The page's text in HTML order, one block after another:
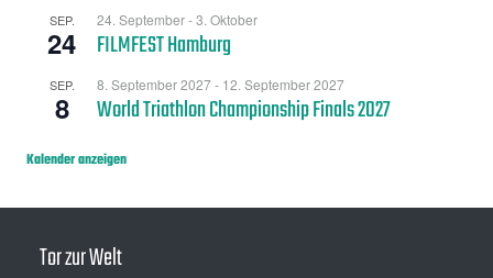
Tor zur Welt
SEP.
24
24. September-3. Oktober
FILMFEST Hamburg
SEP.
8
8. September 2027- 12. September 2027
World Triathlon Championship Finals 2027
Kalender anzeigen